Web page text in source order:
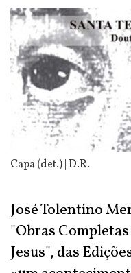
Capa (det.) | D.R.
José Tolentino
"Obras Completas
Jesus", das